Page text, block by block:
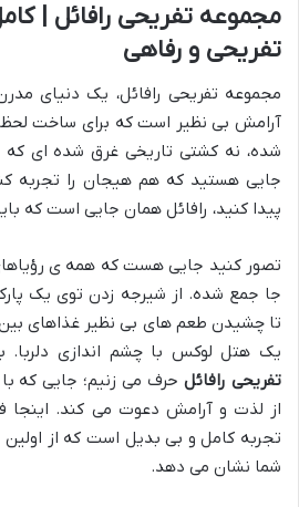
مجموعه تفریحی رافائل |
تفریحی و رفاهی
مجموعه تفریحی رافائل، یک دنیای
آرامش بی نظیر است که برای ساخت
شده، نه کشتی تاریخی غرق شده ای
جایی هستید که هم هیجان را تجربه
پیدا کنید، رافائل همان جایی است که
تصور کنید جایی هست که همه ی
جا جمع شده. از شیرجه زدن توی یک
تا چشیدن طعم های بی نظیر غذاهای بین
یک هتل لوکس با چشم اندازی دلربا.
تفریحی رافائلحرف می زنیم؛ جایی که با
از لذت و آرامش دعوت می کند.
تجربه کامل و بی بدیل است که از
شما نشان می دهد.